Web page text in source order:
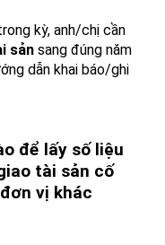
kỳ, anh/chị cần
sản sang đúng năm
dẫn khai báo/ghi
để lấy số liệu
tài sản cố
vị khác